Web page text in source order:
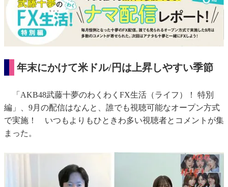
年末にかけて米ドル/円は上昇しやすい季節
「AKB48武藤十夢のわくわくFX生活（ライフ）！ 特別
編」、9月の配信はなんと、誰でも視聴可能なオープン方式
で実施！ いつもよりもひときわ多い視聴者とコメントが集
まった。